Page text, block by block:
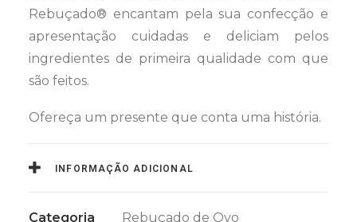
Rebuçado® encantam pela sua confecção e
apresentação cuidadas e deliciam pelos
ingredientes de primeira qualidade com que
são feitos.
Ofereça um presente que conta uma história.
INFORMAÇÃO ADICIONAL
Categoria Rebuçado de Ovo